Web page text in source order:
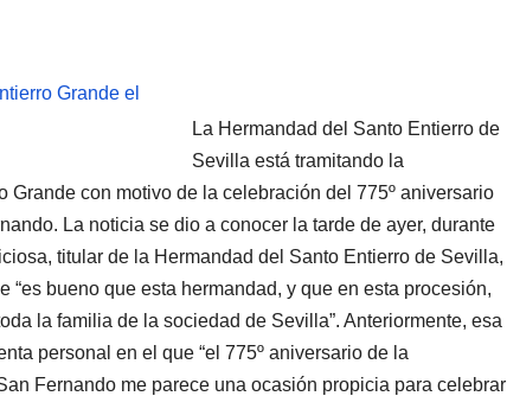
La Hermandad del Santo Entierro de
Sevilla está tramitando la
con motivo de la celebración del 775º aniversario
La noticia se dio a conocer la tarde de ayer, durante
titular de la Hermandad del Santo Entierro de Sevilla,
“es bueno que esta hermandad, y que en esta procesión,
la familia de la sociedad de Sevilla”. Anteriormente, esa
personal en el que “el 775º aniversario de la
Fernando me parece una ocasión propicia para celebrar